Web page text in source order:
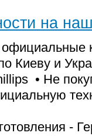
на
официальные
Киеву и
• Не
-